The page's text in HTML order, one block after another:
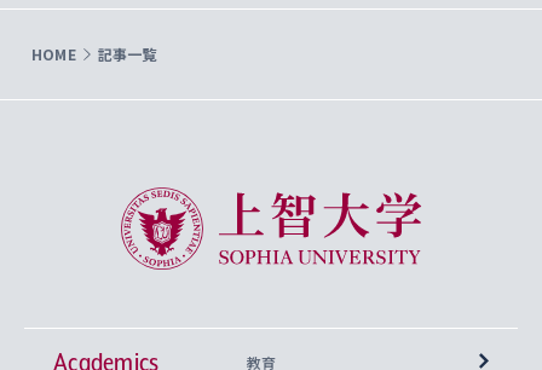
HOME 記事一覧
上智大学 Sophia University
Academics 教育